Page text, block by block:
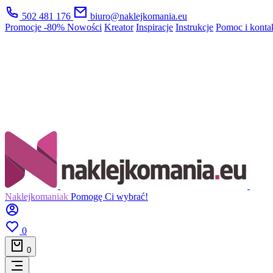
502 481 176
biuro@naklejkomania.eu
Promocje -80% Nowości Kreator Inspiracje Instrukcje Pomoc i
Naklejkomaniak Pomogę Ci wybrać!
0
0